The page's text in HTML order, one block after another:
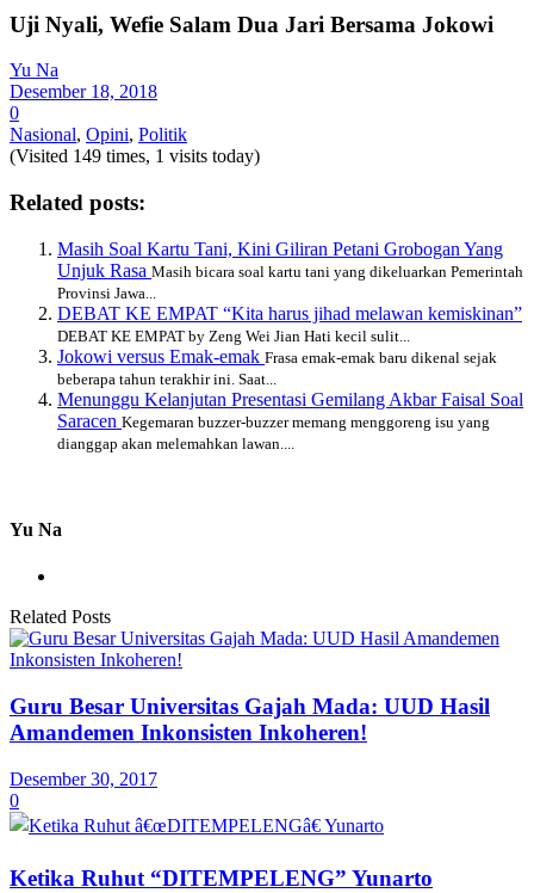
Uji Nyali, Wefie Salam Dua Jari Bersama Jokowi
Yu Na
Desember 18, 2018
0
Nasional, Opini, Politik
(Visited 149 times, 1 visits today)
Related posts:
Masih Soal Kartu Tani, Kini Giliran Petani Grobogan Yang
Unjuk Rasa Masih bicara soal kartu tani yang dikeluarkan Pemerintah
Provinsi Jawa...
DEBAT KE EMPAT “Kita harus jihad melawan kemiskinan”
DEBAT KE EMPAT by Zeng Wei Jian Hati kecil sulit...
Jokowi versus Emak-emak Frasa emak-emak baru dikenal sejak
beberapa tahun terakhir ini. Saat...
Menunggu Kelanjutan Presentasi Gemilang Akbar Faisal Soal
Saracen Kegemaran buzzer-buzzer memang menggoreng isu yang
dianggap akan melemahkan lawan....
Yu Na
Related Posts
Guru Besar Universitas Gajah Mada: UUD Hasil
Amandemen Inkonsisten Inkoheren!
Desember 30, 2017
0
Ketika Ruhut “DITEMPELENG” Yunarto